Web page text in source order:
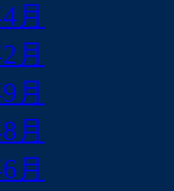
月
月
月
月
月